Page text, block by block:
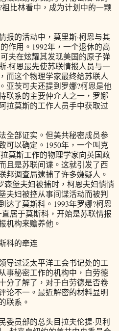
比林看中，成为计划中的一颗
的活动中，莫里斯·柯恩与其
作用。1992年，一个退休的高
夫在炫耀其发现美国的原子弹
·柯恩最先使苏联情报人员与一
而这个物理学家最终给苏联人
亚茨可夫还提到罗娜?柯恩是他
联系的主要仲介人之一，罗娜
拉莫斯的工作人员手中获取过
部证实。但美共秘密成员参
可以确定。1950年，一个叫克
莫斯工作的物理学家向英国政
且是苏联间谍。这就引发了西
邦调查局逮捕了许多嫌疑人。
森堡夫妇被捕时，柯恩夫妇悄悄
夫妇被控从事间谍活动而被判
达了莫斯科。1993年罗娜?柯恩
居于莫斯科，开始是苏联情报
机构来赡养他。
科的牵连
过泛太平洋工会书记处的工
事秘密工作的机构中，白劳德
分了解了，对于白劳德是否卷
论不一。最近解密的材料显明
联系。
员部的总头目拉夫伦提·贝利